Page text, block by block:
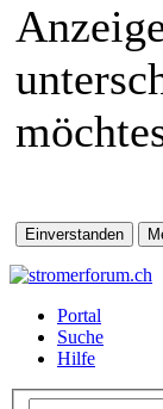
Portal
Suche
Hilfe